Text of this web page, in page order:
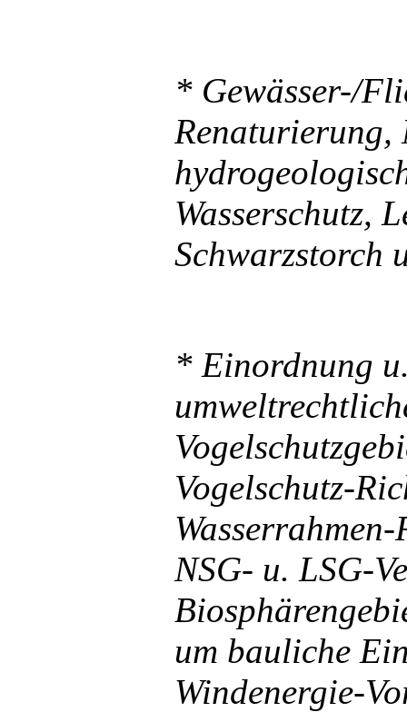
* Gewässer-/
Wasserschutz,
Schwarzstorch
* Einordnung
Vogelschutz-
NSG- u. LSG-
um bauliche
Windenergie-